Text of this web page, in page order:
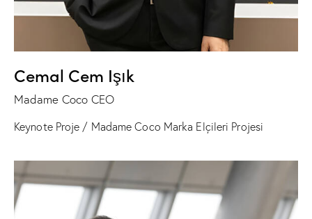
Cemal Cem Işık
Madame Coco CEO
Keynote Proje / Madame Coco Marka Elçileri Projesi